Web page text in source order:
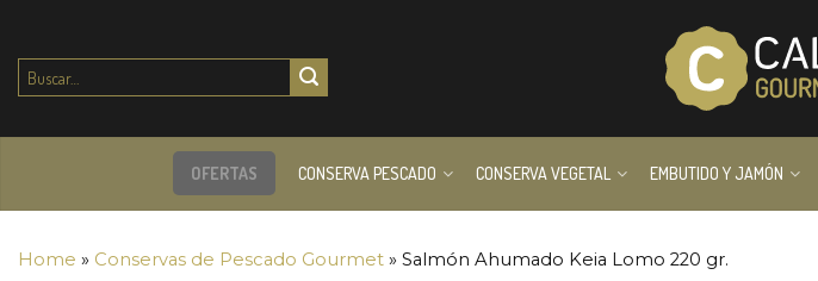
Buscar
por:
OFERTAS CONSERVA PESCADO CONSERVA VEGETAL EMBUTIDO Y JAMÓN
Home » Conservas de Pescado Gourmet » Salmón Ahumado Keia Lomo 220 gr.